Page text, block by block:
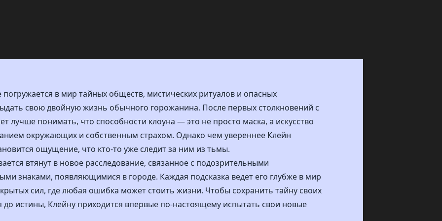
в мир тайных обществ, мистических ритуалов и опасных
свою двойную жизнь обычного горожанина. После первых столкновений с
лучше понимать, что способности клоуна — это не просто маска, а искусство
окружающих и собственным страхом. Однако чем увереннее Клейн
ощущение, что кто-то уже следит за ним из тьмы.
втянут в новое расследование, связанное с подозрительными
знаками, появляющимися в городе. Каждая подсказка ведет его глубже в мир
сил, где любая ошибка может стоить жизни. Чтобы сохранить тайну своих
до истины, Клейну приходится впервые по-настоящему испытать свои новые